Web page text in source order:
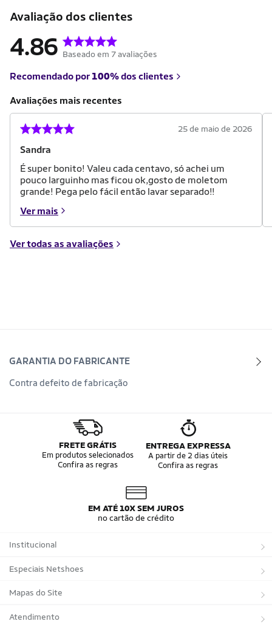
Avaliação dos clientes
4.86 Baseado em 7 avaliações
Recomendado por 100%dos clientes
Avaliações mais recentes
Sandra
25 de maio de 2026
É super bonito! Valeu cada centavo, só achei um
pouco larguinho mas ficou ok,gosto de moletom
grande! Pega pelo fácil então lavar separado!!
Ver mais
Ver todas as avaliações
GARANTIA DO FABRICANTE
Contra defeito de fabricação
FRETE GRÁTIS
Em produtos selecionados
Confira as regras
ENTREGA EXPRESSA
A partir de 2 dias úteis
Confira as regras
EM ATÉ 10X SEM JUROS
no cartão de crédito
Institucional
Sobre a Netshoes
Política de Privacidade
Programa de Afiliados
Especiais Netshoes
Suplementos
Corrida
Mapas do Site
Marcas
Atendimento